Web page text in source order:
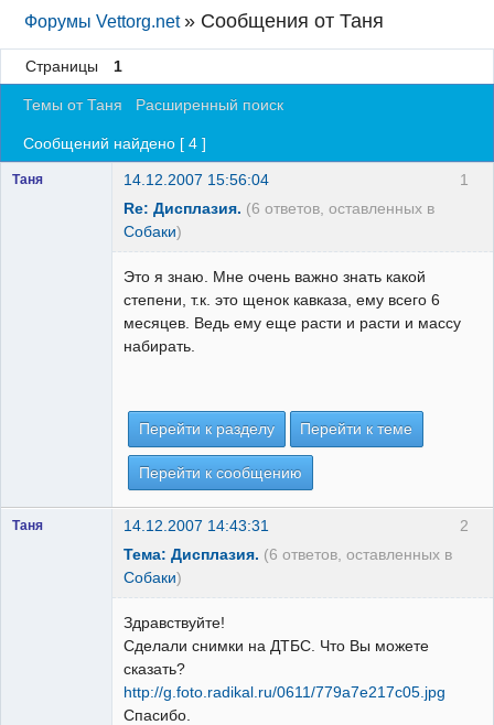
Правила
Поиск
Регистрация
Вход
Форумы Vettorg.net » Сообщения от Таня
Страницы 1
Темы от Таня Расширенный поиск
Сообщений найдено [ 4 ]
1
Таня
14.12.2007 15:56:04
Re: Дисплазия. (6 ответов, оставленных в
Собаки)
Это я знаю. Мне очень важно знать какой
степени, т.к. это щенок кавказа, ему всего 6
месяцев. Ведь ему еще расти и расти и массу
набирать.
Перейти к разделу Перейти к теме
Перейти к сообщению
2
Таня
14.12.2007 14:43:31
Тема: Дисплазия. (6 ответов, оставленных в
Собаки)
Здравствуйте!
Сделали снимки на ДТБС. Что Вы можете
сказать?
http://g.foto.radikal.ru/0611/779a7e217c05.jpg
Спасибо.